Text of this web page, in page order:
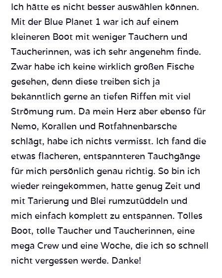
Ich hätte es nicht besser auswählen können.
Mit der Blue Planet 1 war ich auf einem
kleineren Boot mit weniger Tauchern und
Taucherinnen, was ich sehr angenehm finde.
Zwar habe ich keine wirklich großen Fische
gesehen, denn diese treiben sich ja
bekanntlich gerne an tiefen Riffen mit viel
Strömung rum. Da mein Herz aber ebenso für
Nemo, Korallen und Rotfahnenbarsche
schlägt, habe ich nichts vermisst. Ich fand die
etwas flacheren, entspannteren Tauchgänge
für mich persönlich genau richtig. So bin ich
wieder reingekommen, hatte genug Zeit und
mit Tarierung und Blei rumzutüddeln und
mich einfach komplett zu entspannen. Tolles
Boot, tolle Taucher und Taucherinnen, eine
mega Crew und eine Woche, die ich so schnell
nicht vergessen werde. Danke!